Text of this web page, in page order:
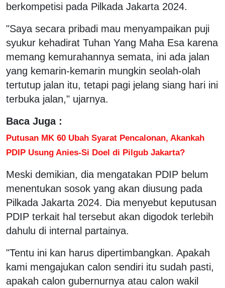
berkompetisi pada Pilkada Jakarta 2024.
"Saya secara pribadi mau menyampaikan puji
syukur kehadirat Tuhan Yang Maha Esa karena
memang kemurahannya semata, ini ada jalan
yang kemarin-kemarin mungkin seolah-olah
tertutup jalan itu, tetapi pagi jelang siang hari ini
terbuka jalan," ujarnya.
Baca Juga :
Putusan MK 60 Ubah Syarat Pencalonan, Akankah
PDIP Usung Anies-Si Doel di Pilgub Jakarta?
Meski demikian, dia mengatakan PDIP belum
menentukan sosok yang akan diusung pada
Pilkada Jakarta 2024. Dia menyebut keputusan
PDIP terkait hal tersebut akan digodok terlebih
dahulu di internal partainya.
"Tentu ini kan harus dipertimbangkan. Apakah
kami mengajukan calon sendiri itu sudah pasti,
apakah calon gubernurnya atau calon wakil